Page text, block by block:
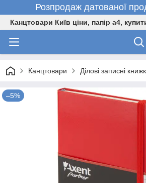
Розпродаж датованої
Канцтовари Київ ціни, папір а4,
Канцтовари Ділові записні
–5%